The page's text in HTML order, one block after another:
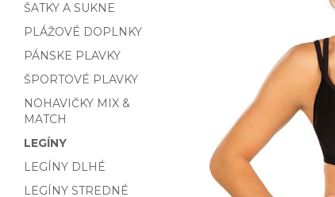
ŠATKY A SUKNE
PLÁŽOVÉ DOPLNKY
PÁNSKE PLAVKY
ŠPORTOVÉ PLAVKY
NOHAVIČKY MIX &
MATCH
LEGÍNY
LEGÍNY DLHÉ
LEGÍNY STREDNÉ